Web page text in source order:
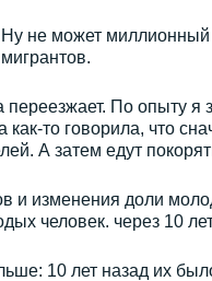
Ну не может
переезжает. По опыту
то говорила, что
А затем едут
и изменения доли
человек. через 10
10 лет назад их